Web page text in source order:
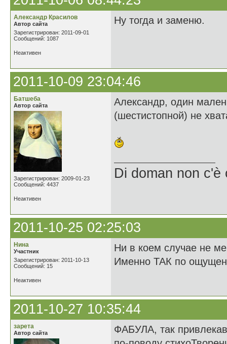
Александр Красилов
Автор сайта
Зарегистрирован: 2011-09-01
Сообщений: 1087
Ну тогда и заменю.
Неактивен
2011-10-09 23:04:46
Батшеба
Автор сайта
Зарегистрирован: 2009-01-23
Сообщений: 4437
Александр, один
(шестистопной) не
Di doman non c'è
Неактивен
2011-10-25 02:25:03
Нина
Участник
Зарегистрирован: 2011-10-13
Сообщений: 15
Ни в коем случае не
Именно ТАК по
Неактивен
2011-10-27 10:35:44
зарета
Автор сайта
ФАБУЛА, так